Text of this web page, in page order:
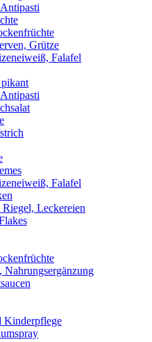
Grütze
Falafel
Falafel
Leckereien
Nahrungsergänzung
Kinderpflege